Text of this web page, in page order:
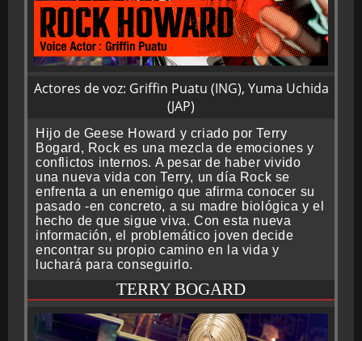
Actores de voz: Griffin Puatu (ING), Yuma Uchida
(JAP)
Hijo de Geese Howard y criado por Terry
Bogard, Rock es una mezcla de emociones y
conflictos internos. A pesar de haber vivido
una nueva vida con Terry, un día Rock se
enfrenta a un enemigo que afirma conocer su
pasado -en concreto, a su madre biológica y el
hecho de que sigue viva. Con esta nueva
información, el problemático joven decide
encontrar su propio camino en la vida y
luchará para conseguirlo.
TERRY BOGARD